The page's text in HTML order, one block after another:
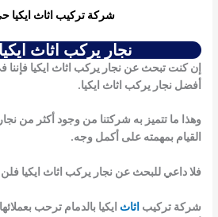
شركة تركيب اثاث ايكيا حي
نجار يركب اثاث
إن كنت تبحث عننجار يركب اثاث ايكيا
أفضلنجار يركب اثاث ايكيا.
وهذا ما تتميز به شركتنا من وجود أكثر من
القيام بمهمته على أكمل وجه.
فلا داعي للبحث عننجار يركب اثاث ايكيا فلن
شركة تركيب اثاث ايكيا بالدمام ترحب